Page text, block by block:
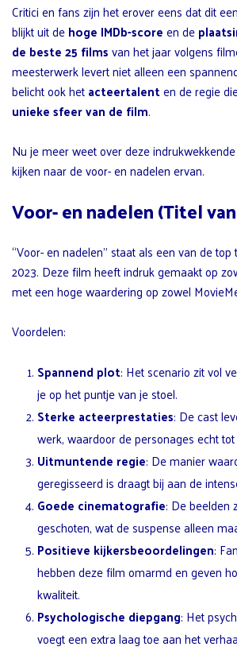
Critici en fans zijn het erover eens dat dit
blijkt uit dehoge IMDb-scoreen de
de beste 25 filmsvan het jaar volgens
meesterwerk levert niet alleen een
belicht ook hetacteertalenten de regie
unieke sfeer van de film.
Nu je meer weet over deze
kijken naar de voor- en nadelen ervan.
Voor- en nadelen (Titel
“Voor- en nadelen” staat als een van de
2023. Deze film heeft indruk gemaakt op
met een hoge waardering op zowel
Voordelen:
Spannend plot: Het scenario zit vol
je op het puntje van je stoel.
Sterke acteerprestaties: De cast
werk, waardoor de personages echt
Uitmuntende regie: De manier
geregisseerd is draagt bij aan de
Goede cinematografie: De beelden
geschoten, wat de suspense alleen
Positieve kijkersbeoordelingen:
hebben deze film omarmd en geven
kwaliteit.
Psychologische diepgang: Het
voegt een extra laag toe aan het